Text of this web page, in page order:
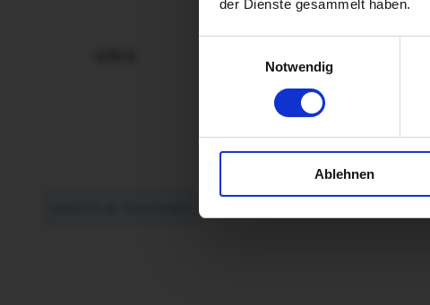
der Dienste gesammelt haben.
Notwendig
Ablehnen